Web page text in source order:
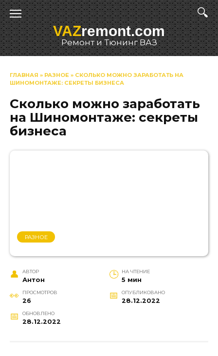
Перейти
к
содержаниюVAZremont.com
Ремонт и Тюнинг ВАЗ
ГЛАВНАЯ » РАЗНОЕ » СКОЛЬКО МОЖНО ЗАРАБОТАТЬ НА
ШИНОМОНТАЖЕ: СЕКРЕТЫ БИЗНЕСА
Сколько можно заработать
на Шиномонтаже: секреты
бизнеса
РАЗНОЕ
АВТОР
Антон
НА ЧТЕНИЕ
5 мин
ПРОСМОТРОВ
26
ОПУБЛИКОВАНО
28.12.2022
ОБНОВЛЕНО
28.12.2022